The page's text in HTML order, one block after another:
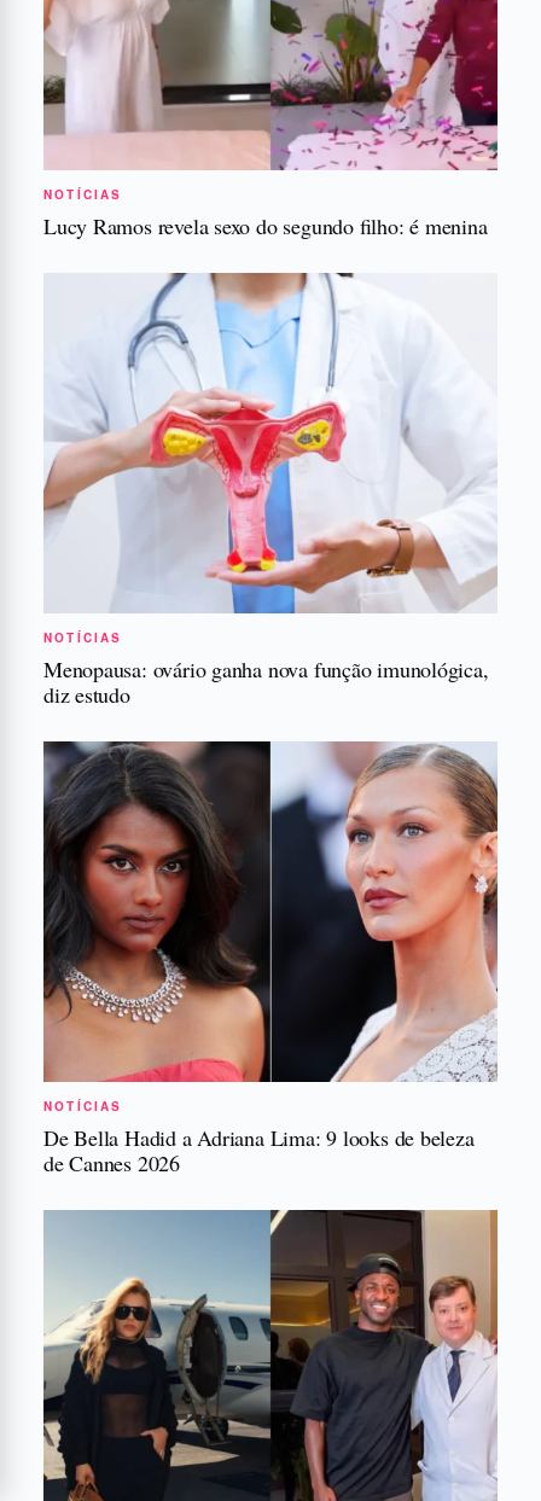
NOTÍCIAS
Lucy Ramos revela sexo do segundo filho: é menina
NOTÍCIAS
Menopausa: ovário ganha nova função imunológica,
diz estudo
NOTÍCIAS
De Bella Hadid a Adriana Lima: 9 looks de beleza
de Cannes 2026